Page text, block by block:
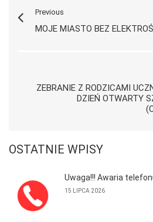
Previous
MOJE MIASTO BEZ
ZEBRANIE Z RODZICAMI
DZIEŃ OTWARTY
OSTATNIE WPISY
Uwaga!!! Awaria
15 LIPCA 2026